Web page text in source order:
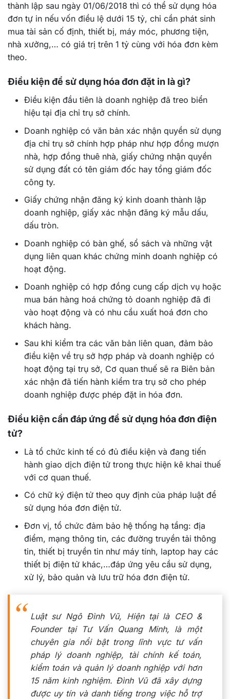
thành lập sau ngày 01/06/2018 thì có thể sử dụng hóa
đơn tự in nếu vốn điều lệ dưới 15 tỷ, chỉ cần phát sinh
mua tài sản cố định, thiết bị, máy móc, phương tiện,
nhà xưởng,… có giá trị trên 1 tỷ cùng với hóa đơn kèm
theo.
Điều kiện để sử dụng hóa đơn đặt in là gì?
Điều kiện đầu tiên là doanh nghiệp đã treo biển
hiệu tại địa chỉ trụ sở chính.
Doanh nghiệp có văn bản xác nhận quyền sử dụng
địa chỉ trụ sở chính hợp pháp như hợp đồng mượn
nhà, hợp đồng thuê nhà, giấy chứng nhận quyền
sử dụng đất có tên giám đốc hay tổng giám đốc
công ty.
Giấy chứng nhận đăng ký kinh doanh thành lập
doanh nghiệp, giấy xác nhận đăng ký mẫu dấu,
dấu tròn.
Doanh nghiệp có bàn ghế, sổ sách và những vật
dụng liên quan khác chứng minh doanh nghiệp có
hoạt động.
Doanh nghiệp có hợp đồng cung cấp dịch vụ hoặc
mua bán hàng hoá chứng tỏ doanh nghiệp đã đi
vào hoạt động và có nhu cầu xuất hoá đơn cho
khách hàng.
Sau khi kiểm tra các văn bản liên quan, đảm bảo
điều kiện về trụ sở hợp pháp và doanh nghiệp có
hoạt động tại trụ sở, Cơ quan thuế sẽ ra Biên bản
xác nhận đã tiến hành kiểm tra trụ sở cho phép
doanh nghiệp được phép đặt in hóa đơn.
Điều kiện cần đáp ứng để sử dụng hóa đơn điện
tử?
Là tổ chức kinh tế có đủ điều kiện và đang tiến
hành giao dịch điện tử trong thực hiện kê khai thuế
với cơ quan thuế.
Có chữ ký điện tử theo quy định của pháp luật để
sử dụng hóa đơn điện tử.
Đơn vị, tổ chức đảm bảo hệ thống hạ tầng: địa
điểm, mạng thông tin, các đường truyền tải thông
tin, thiết bị truyền tin như máy tính, laptop hay các
thiết bị điện tử khác,…đáp ứng yêu cầu sử dụng,
xử lý, bảo quản và lưu trữ hóa đơn điện tử.
Luật sư Ngô Đình Vũ, Hiện tại là CEO &
Founder tại Tư Vấn Quang Minh, là một
chuyên gia nổi bật trong lĩnh vực tư vấn
pháp lý doanh nghiệp, tài chính kế toán,
kiểm toán và quản lý doanh nghiệp với hơn
15 năm kinh nghiệm. Đình Vũ đã xây dựng
được uy tín và danh tiếng trong việc hỗ trợ